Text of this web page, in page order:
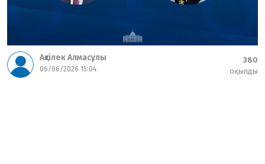
Ақтілек Алмасұлы
06/06/2026 15:04
380
оқылды